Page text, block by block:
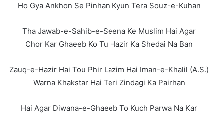
Ho Gya Ankhon Se Pinhan Kyun Tera Souz-e-Kuhan
Tha Jawab-e-Sahib-e-Seena Ke Muslim Hai Agar
Chor Kar Ghaeeb Ko Tu Hazir Ka Shedai Na Ban
Zauq-e-Hazir Hai Tou Phir Lazim Hai Iman-e-Khalil (A.S.)
Warna Khakstar Hai Teri Zindagi Ka Pairhan
Hai Agar Diwana-e-Ghaeeb To Kuch Parwa Na Kar